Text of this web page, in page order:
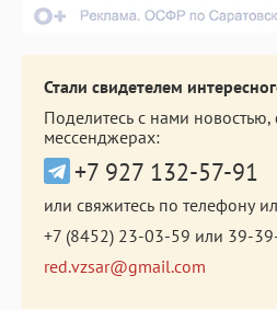
Стали свидетелем
Поделитесь с нами
мессенджерах:
+7 927 132-57-91
или свяжитесь по телефону
+7 (8452) 23-03-59 или 39-
red.vzsar@gmail.com